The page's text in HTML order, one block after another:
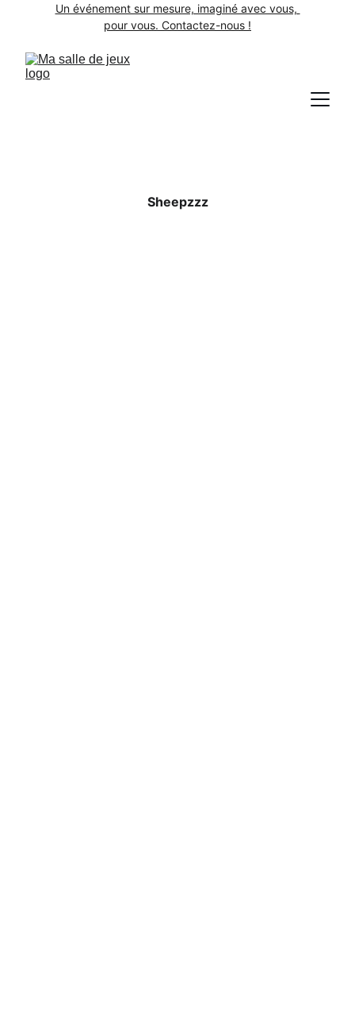
Un événement sur mesure, imaginé avec vous,
pour vous. Contactez-nous !
Sheepzzz